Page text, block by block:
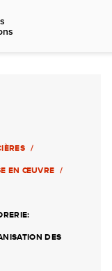
EN ŒUVRE
DES